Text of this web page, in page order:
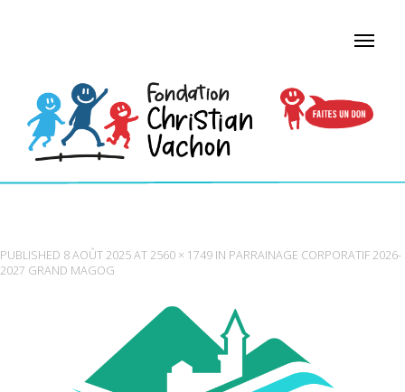
PUBLISHED 8 AOÛT 2025AT2560 × 1749 IN PARRAINAGE CORPORATIF 2026-
2027 GRAND MAGOG